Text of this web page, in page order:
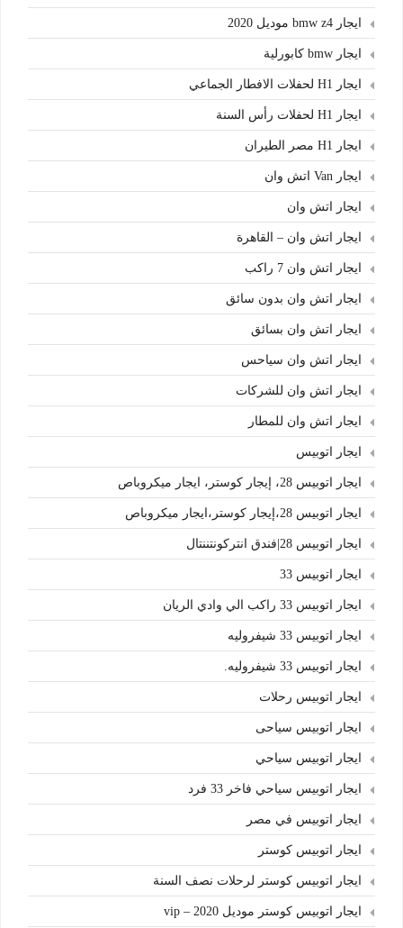
ايجار bmw z4 موديل 2020
ايجار bmw كابورلية
ايجار H1 لحفلات الافطار الجماعي
ايجار H1 لحفلات رأس السنة
ايجار H1 مصر الطيران
ايجار Van اتش وان
ايجار اتش وان
ايجار اتش وان – القاهرة
ايجار اتش وان 7 راكب
ايجار اتش وان بدون سائق
ايجار اتش وان بسائق
ايجار اتش وان سياحس
ايجار اتش وان للشركات
ايجار اتش وان للمطار
ايجار اتوبيس
ايجار اتوبيس 28، إيجار كوستر، ايجار ميكروباص
ايجار اتوبيس 28،إيجار كوستر،ايجار ميكروباص
ايجار اتوبيس 28|فندق انتركونتننتال
ايجار اتوبيس 33
ايجار اتوبيس 33 راكب الي وادي الريان
ايجار اتوبيس 33 شيفروليه
ايجار اتوبيس 33 شيفروليه.
ايجار اتوبيس رحلات
ايجار اتوبيس سياحى
ايجار اتوبيس سياحي
ايجار اتوبيس سياحي فاخر 33 فرد
ايجار اتوبيس في مصر
ايجار اتوبيس كوستر
ايجار اتوبيس كوستر لرحلات نصف السنة
ايجار اتوبيس كوستر موديل 2020 – vip